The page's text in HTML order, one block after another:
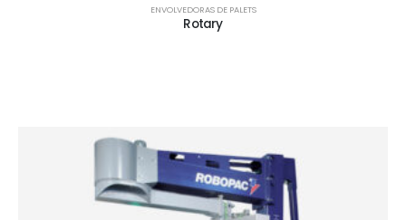
ENVOLVEDORAS DE PALETS
Rotary